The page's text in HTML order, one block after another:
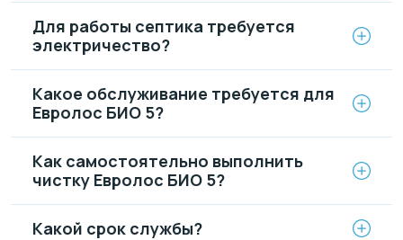
Для работы септика требуется
электричество?
Какое обслуживание требуется для
Евролос БИО 5?
Как самостоятельно выполнить
чистку Евролос БИО 5?
Какой срок службы?